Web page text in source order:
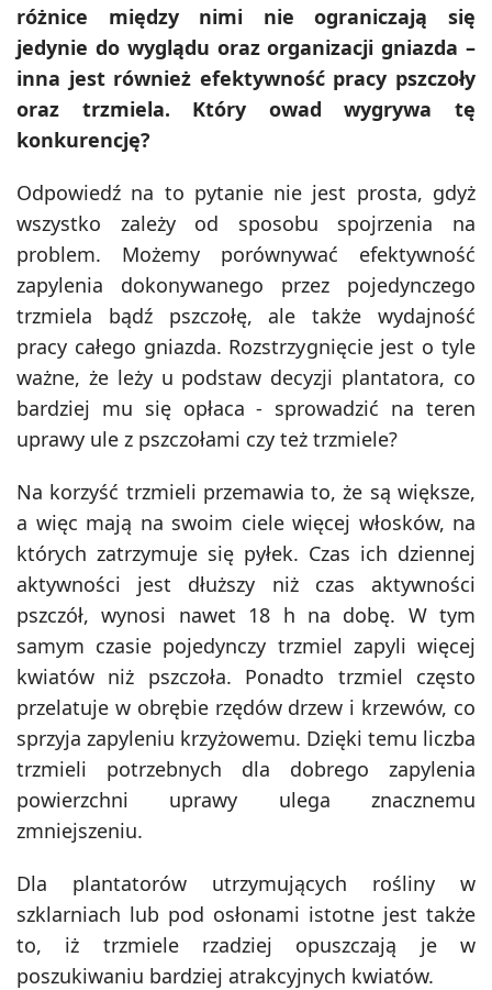
różnice między nimi nie ograniczają się
jedynie do wyglądu oraz organizacji gniazda –
inna jest również efektywność pracy pszczoły
oraz trzmiela. Który owad wygrywa tę
konkurencję?
Odpowiedź na to pytanie nie jest prosta, gdyż
wszystko zależy od sposobu spojrzenia na
problem. Możemy porównywać efektywność
zapylenia dokonywanego przez pojedynczego
trzmiela bądź pszczołę, ale także wydajność
pracy całego gniazda. Rozstrzygnięcie jest o tyle
ważne, że leży u podstaw decyzji plantatora, co
bardziej mu się opłaca - sprowadzić na teren
uprawy ule z pszczołami czy też trzmiele?
Na korzyść trzmieli przemawia to, że są większe,
a więc mają na swoim ciele więcej włosków, na
których zatrzymuje się pyłek. Czas ich dziennej
aktywności jest dłuższy niż czas aktywności
pszczół, wynosi nawet 18 h na dobę. W tym
samym czasie pojedynczy trzmiel zapyli więcej
kwiatów niż pszczoła. Ponadto trzmiel często
przelatuje w obrębie rzędów drzew i krzewów, co
sprzyja zapyleniu krzyżowemu. Dzięki temu liczba
trzmieli potrzebnych dla dobrego zapylenia
powierzchni uprawy ulega znacznemu
zmniejszeniu.
Dla plantatorów utrzymujących rośliny w
szklarniach lub pod osłonami istotne jest także
to, iż trzmiele rzadziej opuszczają je w
poszukiwaniu bardziej atrakcyjnych kwiatów.